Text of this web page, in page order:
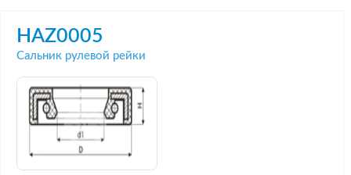
HAZ0005
Сальник рулевой рейки